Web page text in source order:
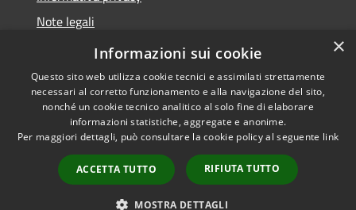
Note legali
Dichiarazione di accessibilità
Accessibilità
Copyright © 2026 • Comune di
Loano • Powered by
Municipium•
Accesso
redazione
×
Informazioni sui cookie
Questo sito web utilizza cookie tecnici e assimilati strettamente
necessari al corretto funzionamento e alla navigazione del sito,
nonché un cookie tecnico analitico al solo fine di elaborare
informazioni statistiche, aggregate e anonime.
Per maggiori dettagli, può consultare la cookie policy al seguente link
ACCETTA TUTTO RIFIUTA TUTTO
MOSTRA DETTAGLI